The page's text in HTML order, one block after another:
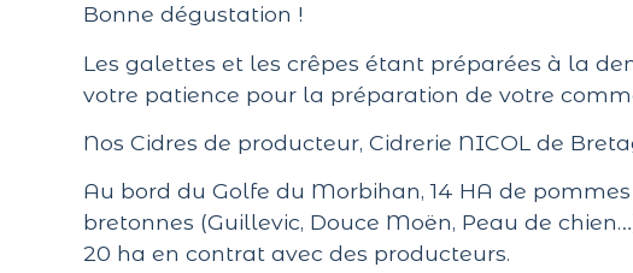
Bonne dégustation !
Les galettes et les crêpes étant préparées à la
votre patience pour la préparation de votre
Nos Cidres de producteur, Cidrerie NICOL de
Au bord du Golfe du Morbihan, 14 HA de
bretonnes (Guillevic, Douce Moën, Peau de
20 ha en contrat avec des producteurs.